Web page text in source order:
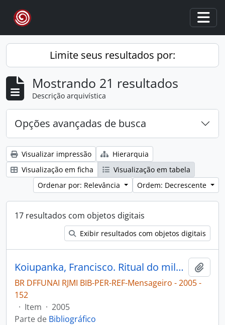
Skip to main content
Limite seus resultados por:
Mostrando 21 resultados
Descrição arquivística
Opções avançadas de busca
Visualizar impressão
Hierarquia
Visualização em ficha
Visualização em tabela
Ordenar por: Relevância
Ordem: Decrescente
17 resultados com objetos digitais
Exibir resultados com objetos digitais
Koiupanka, Francisco. Ritual do milho, mandioca e murici [Mensageiro]
BR DFFUNAI RJMI BIB-PER-REF-Mensageiro - 2005 -
152
· Item · 2005
Parte de Bibliográfico